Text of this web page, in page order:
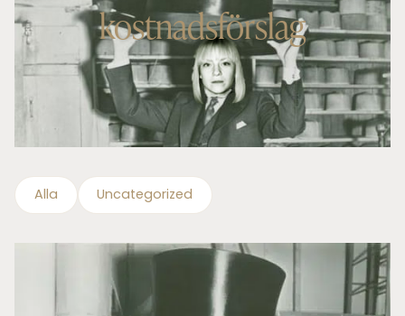
kostnadsförslag
Alla Uncategorized